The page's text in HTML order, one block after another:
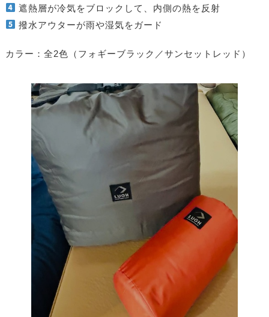
遮熱層が冷気をブロックして、内側の熱を反射
撥水アウターが雨や湿気をガード
カラー：全2色（フォギーブラック／サンセットレッド）